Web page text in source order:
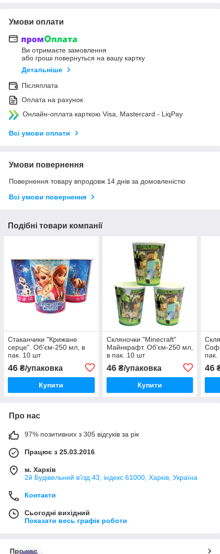
Умови оплати
Ви отримаєте замовлення
або гроші повернуться на вашу картку
Детальніше
Післяплата
Оплата на рахунок
Онлайн-оплата карткою Visa, Mastercard - LiqPay
Всі умови оплати
Умови повернення
Повернення товару впродовж 14 днів за домовленістю
Всі умови повернення
Подібні товари компанії
Стаканчики "Крижане
серце". Об'єм-250 мл, в
пак. 10 шт
46 ₴/упаковка
Купити
Скляночки "Minecraft"
Майнкрафт. Об'єм-250 мл,
в пак. 10 шт
46₴/упаковка
Купити
46
Про нас
97% позитивних з 305 відгуків за рік
Працює з 25.03.2016
м. Харків
2й Будівельний в'їзд 43, індекс 61000, Харків, Україна
Контакти
Сьогодні вихідний
Показати весь графік роботи
Про нас